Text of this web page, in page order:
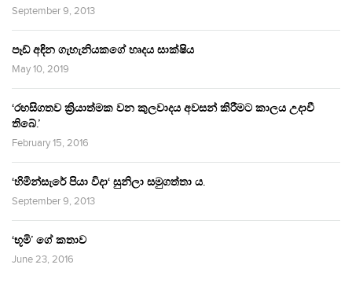
September 9, 2013
පෑඩ් අඳින ගැහැනියකගේ හෘදය සාක්ෂිය
May 10, 2019
‘රහසිගතව ක්‍රියාත්මක වන කුලවාදය අවසන් කිරීමට කාලය උදාවී
තිබේ.’
February 15, 2016
‘හිමින්සැරේ පියා විදා‘ සුනිලා සමුගත්තා ය.
September 9, 2013
‘භූමි’ ගේ කතාව
June 23, 2016